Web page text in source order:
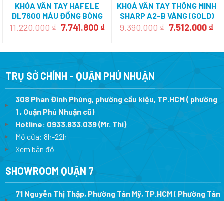
KHÓA VÂN TAY HAFELE
DL7600 MÀU ĐỒNG BÓNG
912.20.231
11.220.000₫ Giá
11.220.000 ₫.
7.741.800 ₫Giá
là:
KHOÁ VÂN TAY THÔNG MINH
SHARP A2-B VÀNG (GOLD)
9.390.000₫ Giá
9.390.000 ₫.
7.512.000 ₫
là:
TRỤ SỞ CHÍNH - QUẬN PHÚ NHUẬN
308 Phan Đình Phùng, phường cầu kiệu, TP.HCM ( phường
1 , Quận Phú Nhuận cũ)
Hotline: 0933.833.039(Mr. Thi)
Mở cửa: 8h-22h
Xem bản đồ
SHOWROOM QUẬN 7
71 Nguyễn Thị Thập, Phường Tân Mỹ, TP.HCM ( Phường Tân